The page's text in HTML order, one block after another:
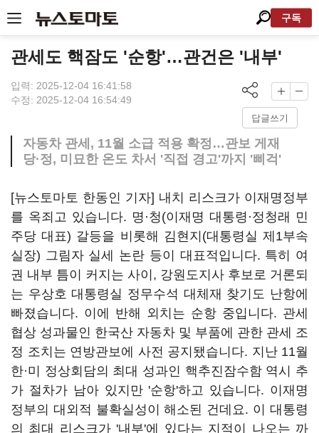
구독
관세도 핵잠도 '순항'…관건은 '내부'
입력: 2025-12-04 16:41:58
수정: 2025-12-04 16:54:49
답글쓰기
자동차 관세, 11월 소급 적용 확정…관보 게재
당·정, 미묘한 온도 차서 '직접 경고'까지 '삐걱'
[뉴스토마토 한동인 기자] 내치 리스크가 이재명정부
를 옥죄고 있습니다. 명·청(이재명 대통령·정청래 민
주당 대표) 갈등을 비롯해 김현지(대통령실 제1부속
실장) 그림자 실세 논란 등이 대표적입니다. 특히 여
권 내부 틈이 커지는 사이, 강원도지사 후보로 거론되
는 우상호 대통령실 정무수석 대체재 찾기도 난항에
빠졌습니다. 이에 반해 외치는 순항 중입니다. 관세
협상 성과물인 한국산 자동차 및 부품에 관한 관세 조
정 조치는 연방관보에 사전 공지됐습니다. 지난 11월
한·미 정상회담의 최대 성과인 핵추진잠수함 역시 추
가 절차가 남아 있지만 '순항'하고 있습니다. 이재명
정부의 대외적 불확실성이 해소된 건데요. 이 대통령
의 최대 리스크가 '내부'에 있다는 지적이 나오는 까